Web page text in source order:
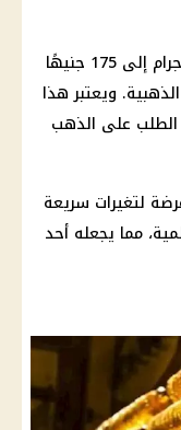
وتصل قيمه مصنعيه سبيكة الذهب وزن جرام إلى 175 جنيهًا
ويعتبر هذا
الطلب على الذهب
لتغيرات سريعة
مما يجعله أحد